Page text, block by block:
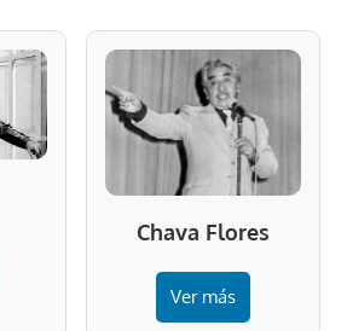
Chava Flores
Ver más